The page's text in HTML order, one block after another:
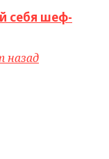
себя шеф-
назад